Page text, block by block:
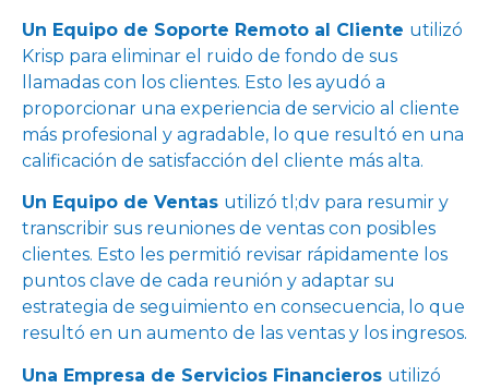
Un Equipo de Soporte Remoto al Cliente utilizó
Krisp para eliminar el ruido de fondo de sus
llamadas con los clientes. Esto les ayudó a
proporcionar una experiencia de servicio al cliente
más profesional y agradable, lo que resultó en una
calificación de satisfacción del cliente más alta.
Un Equipo de Ventas utilizó tl;dv para resumir y
transcribir sus reuniones de ventas con posibles
clientes. Esto les permitió revisar rápidamente los
puntos clave de cada reunión y adaptar su
estrategia de seguimiento en consecuencia, lo que
resultó en un aumento de las ventas y los ingresos.
Una Empresa de Servicios Financieros utilizó